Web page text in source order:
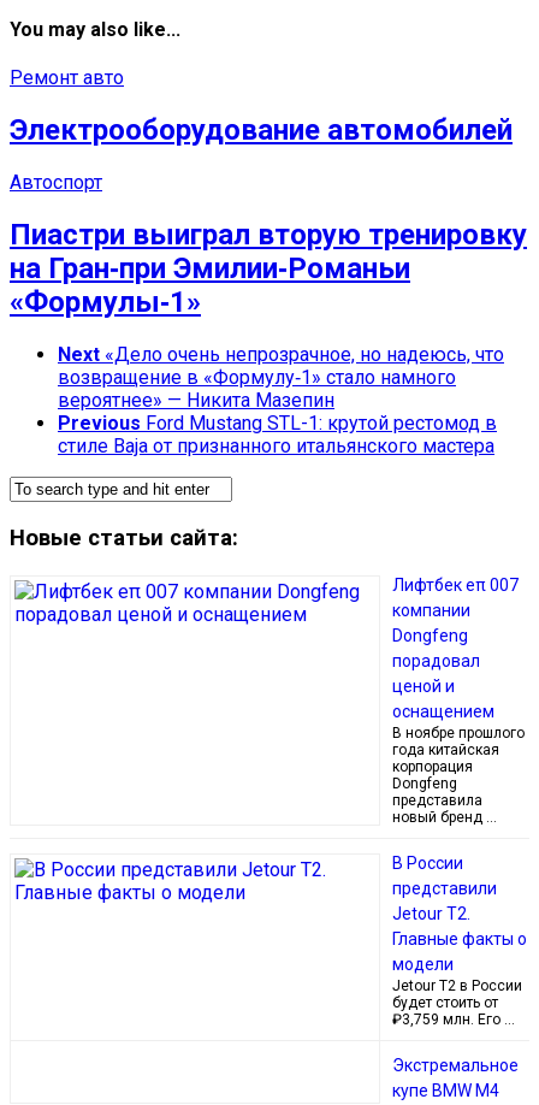
You may also like...
Ремонт авто
Электрооборудование автомобилей
Автоспорт
Пиастри выиграл вторую тренировку
на Гран‑при Эмилии‑Романьи
«Формулы‑1»
Next «Дело очень непрозрачное, но надеюсь, что
возвращение в «Формулу‑1» стало намного
вероятнее» — Никита Мазепин
Previous Ford Mustang STL-1: крутой рестомод в
стиле Baja от признанного итальянского мастера
Новые статьи сайта:
Лифтбек eπ 007
компании
Dongfeng
порадовал
ценой и
оснащением
В ноябре прошлого
года китайская
корпорация
Dongfeng
представила
новый бренд …
В России
представили
Jetour T2.
Главные факты о
модели
Jetour T2 в России
будет стоить от
₽3,759 млн. Его …
Экстремальное
купе BMW M4